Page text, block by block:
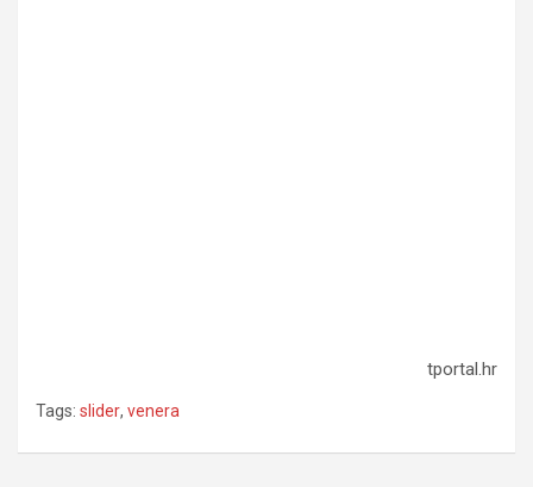
tportal.hr
Tags: slider, venera